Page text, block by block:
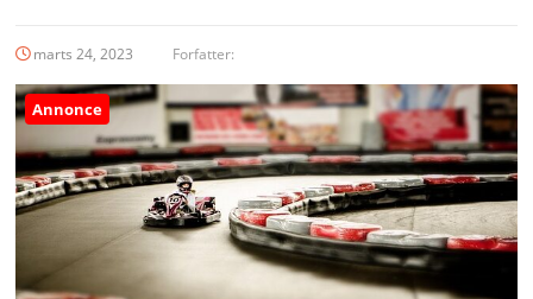
marts 24, 2023 Forfatter:
Annonce